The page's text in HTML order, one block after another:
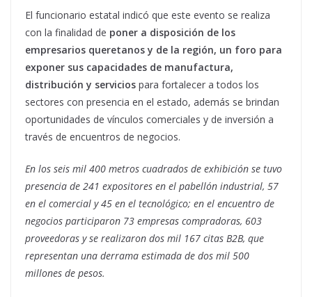
El funcionario estatal indicó que este evento se realiza
con la finalidad de poner a disposición de los
empresarios queretanos y de la región, un foro para
exponer sus capacidades de manufactura,
distribución y servicios para fortalecer a todos los
sectores con presencia en el estado, además se brindan
oportunidades de vínculos comerciales y de inversión a
través de encuentros de negocios.
En los seis mil 400 metros cuadrados de exhibición se tuvo
presencia de 241 expositores en el pabellón industrial, 57
en el comercial y 45 en el tecnológico; en el encuentro de
negocios participaron 73 empresas compradoras, 603
proveedoras y se realizaron dos mil 167 citas B2B, que
representan una derrama estimada de dos mil 500
millones de pesos.